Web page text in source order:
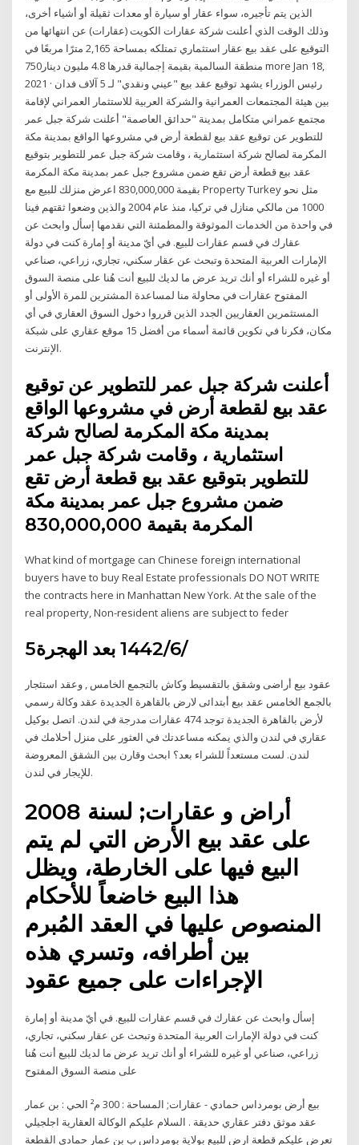
الذين يتم تأجيره، سواء عقار أو سيارة أو معدات ثقيلة أو أشياء أخرى،
وذلك الوقت الذي أعلنت شركة عقارات الكويت (عقارات) عن انتهائها من
التوقيع على عقد بيع عقار استثماري تمتلكه بمساحة 2,165 مترًا مربعًا في
منطقة السالمية بقيمة إجمالية قدرها 4.8 مليون دينار750 more Jan 18,
2021 · رئيس الوزراء يشهد توقيع عقد بيع "عيني ونقدي" لـ 5 آلاف فدان
بين هيئة المجتمعات العمرانية والشركة العربية للاستثمار العمراني لإقامة
مجتمع عمراني متكامل بمدينة "حدائق العاصمة" أعلنت شركة جبل عمر
للتطوير عن توقيع عقد بيع لقطعة أرض في مشروعها الواقع بمدينة مكة
المكرمة لصالح شركة استثمارية ، وقامت شركة جبل عمر للتطوير بتوقيع
عقد بيع قطعة أرض تقع ضمن مشروع جبل عمر بمدينة مكة المكرمة
بقيمة 830,000,000 اعرض منزلك للبيع مع Property Turkey مثل نحو
1000 من مالكي منازل في تركيا، منذ عام 2004 والذين وضعوا ثقتهم فينا
في واحدة من الخدمات الموثوقة والمطمئنة التي نقدمها إسأل وابحث عن
عقارك في قسم عقارات للبيع. في أيّ مدينة أو إمارة كنت في دولة
الإمارات العربية المتحدة وتبحث عن عقار سكني، تجاري، زراعي، صناعي
أو غيره للشراء أو أنك تريد عرض ما لديك للبيع أنت هُنا على منصة السوق
المفتوح عقارات في محاولة منا لمساعدة المشترين للمرة الأولى أو
المستثمرين العقاريين الجدد الذين قرروا دخول السوق العقاري في أي
مكان، فكرنا في تكوين قائمة أسماء من أفضل 15 موقع عقاري على شبكة
الإنترنت.
أعلنت شركة جبل عمر للتطوير عن توقيع
عقد بيع لقطعة أرض في مشروعها الواقع
بمدينة مكة المكرمة لصالح شركة
استثمارية ، وقامت شركة جبل عمر
للتطوير بتوقيع عقد بيع قطعة أرض تقع
ضمن مشروع جبل عمر بمدينة مكة
المكرمة بقيمة 830,000,000
What kind of mortgage can Chinese foreign international
buyers have to buy Real Estate professionals DO NOT WRITE
the contracts here in Manhattan New York. At the sale of the
real property, Non-resident aliens are subject to feder
5‏‏/6‏‏/1442 بعد الهجرة
عقود بيع أراضى وشقق بالتقسيط وكاش بالتجمع الخامس , وعقد استئجار
بالجمع الخامس عقد بيع أبتدائى لارض بالقاهرة الجديدة عقد وكالة رسمي
لأرض بالقاهرة الجديدة توجد 474 عقارات مدرجة في لندن. اتصل بوكيل
عقاري في لندن والذي يمكنه مساعدتك في العثور على منزل أحلامك في
لندن. لست مستعداً للشراء بعد؟ ابحث وقارن بين الشقق المعروضة
للإيجار في لندن.
أراض و عقارات; لسنة 2008
على عقد بيع الأرض التي لم يتم
البيع فيها على الخارطة، ويظل
هذا البيع خاضعاً للأحكام
المنصوص عليها في العقد المُبرم
بين أطرافه، وتسري هذه
الإجراءات على جميع عقود
إسأل وابحث عن عقارك في قسم عقارات للبيع. في أيّ مدينة أو إمارة
كنت في دولة الإمارات العربية المتحدة وتبحث عن عقار سكني، تجاري،
زراعي، صناعي أو غيره للشراء أو أنك تريد عرض ما لديك للبيع أنت هُنا
على منصة السوق المفتوح
بيع أرض بومرداس حمادي - عقارات; المساحة : 300 م² الحي : بن عمار
عقد موثق دفتر عقاري حديقة . السلام عليكم الوكالة العقارية اجلجيلي
تعرض عليكم قطعة ارض للبيع بولاية بومرداس ب بن عمار حمادي القطعة